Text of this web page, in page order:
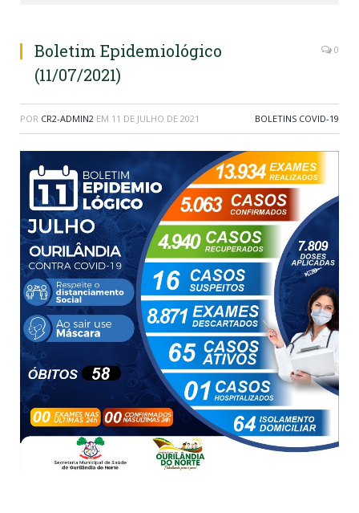
Boletim Epidemiológico
(11/07/2021)
0
POR CR2-ADMIN2 EM 11 DE JULHO DE 2021 BOLETINS COVID-19